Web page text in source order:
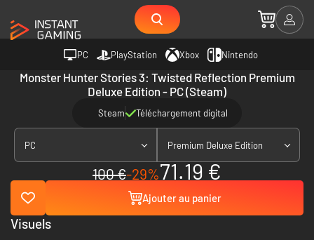
PC PlayStation Xbox Nintendo
Monster Hunter Stories 3: Twisted Reflection Premium
Deluxe Edition - PC (Steam)
Steam Téléchargement digital
PC Premium Deluxe Edition
100 €-29%71.19 €
Ajouter au panier
Visuels